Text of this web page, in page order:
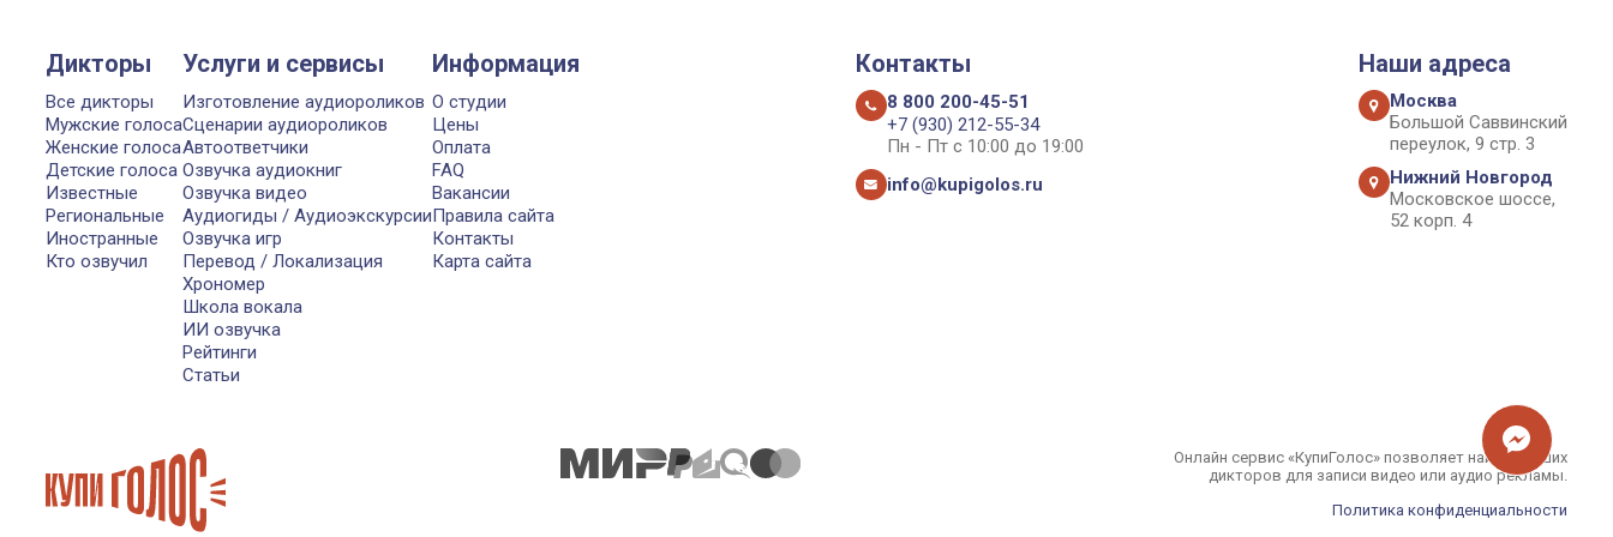
Дикторы
Все дикторы
Мужские голоса
Женские голоса
Детские голоса
Известные
Региональные
Иностранные
Кто озвучил
Услуги и сервисы
Изготовление аудиороликов
Сценарии аудиороликов
Автоответчики
Озвучка аудиокниг
Озвучка видео
Аудиогиды / Аудиоэкскурсии
Озвучка игр
Перевод / Локализация
Хрономер
Школа вокала
ИИ озвучка
Рейтинги
Статьи
Информация
О студии
Цены
Оплата
FAQ
Вакансии
Правила сайта
Контакты
Карта сайта
Контакты
8 800 200-45-51
+7 (930) 212-55-34
Пн - Пт с 10:00 до 19:00
info@kupigolos.ru
Наши адреса
Москва
Большой Саввинский
переулок, 9 стр. 3
Нижний Новгород
Московское шоссе,
52 корп. 4
Онлайн сервис «КупиГолос» позволяет найти лучших
дикторов для записи видео или аудио рекламы.
Политика конфиденциальности